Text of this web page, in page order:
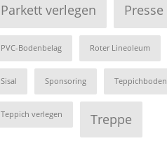
Parkett verlegen Presse
PVC-Bodenbelag Roter Lineoleum
Sisal Sponsoring Teppichboden
Teppich verlegen Treppe